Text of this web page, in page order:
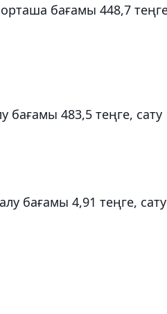
бағамы 448,7
483,5 теңге, сату
бағамы 4,91 теңге, сату